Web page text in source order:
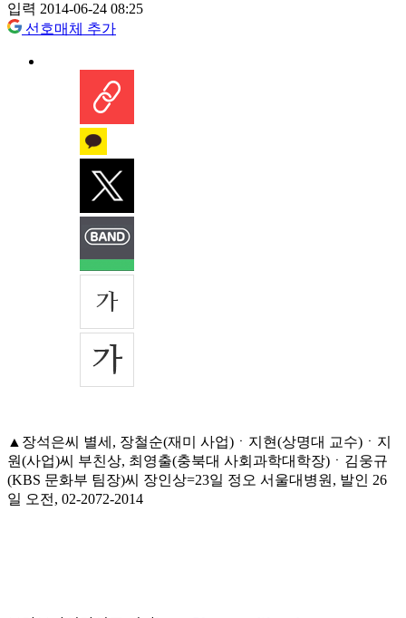
입력 2014-06-24 08:25
선호매체 추가
▲장석은씨 별세, 장철순(재미 사업)ㆍ지현(상명대 교수)ㆍ지
원(사업)씨 부친상, 최영출(충북대 사회과학대학장)ㆍ김웅규
(KBS 문화부 팀장)씨 장인상=23일 정오 서울대병원, 발인 26
일 오전, 02-2072-2014